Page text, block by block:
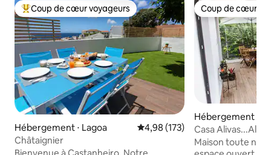
Coups de cœur voyageurs les plus appréciés
Coup de cœur voyageurs
Hébergement ⋅ Lagoa Évaluation moyenne sur la
4,98 (173)
Châtaignier
Coup de cœur
Coup de cœur
Hébergement ⋅
Casa Alivas...Ali
expérience
Maison toute